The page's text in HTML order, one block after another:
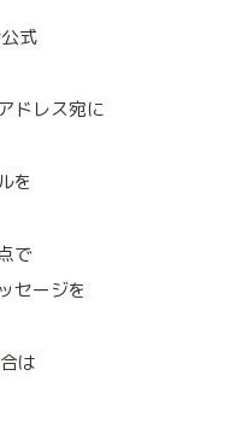
式
ドレス宛に
を
で
セージを
は